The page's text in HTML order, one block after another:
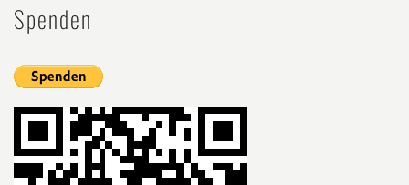
Spenden